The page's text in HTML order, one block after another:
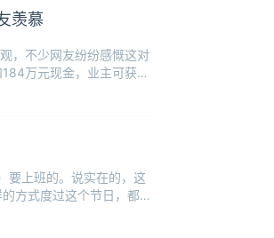
羡慕
，不少网友纷纷感慨这对
万元现金，业主可获得
要上班的。说实在的，这
方式度过这个节日，都要